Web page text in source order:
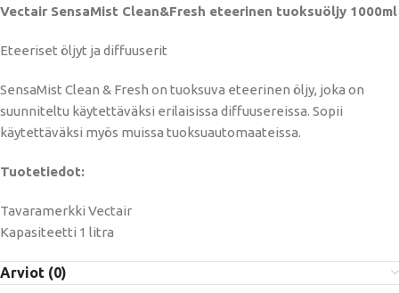
Vectair SensaMist Clean&Fresh eteerinen tuoksuöljy 1000ml
Eteeriset öljyt ja diffuuserit
SensaMist Clean & Fresh on tuoksuva eteerinen öljy, joka on
suunniteltu käytettäväksi erilaisissa diffuusereissa. Sopii
käytettäväksi myös muissa tuoksuautomaateissa.
Tuotetiedot:
Tavaramerkki Vectair
Kapasiteetti 1 litra
Arviot (0)